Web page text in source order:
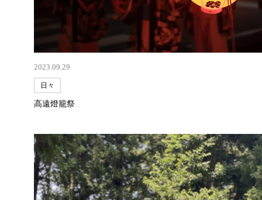
2023.09.29
日々
高遠燈籠祭